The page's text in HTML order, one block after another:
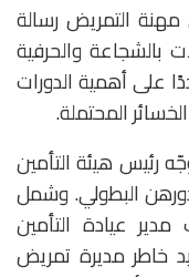
مهنة التمريض رسالة
بالشجاعة والحرفية
على أهمية الدورات
المحتملة.
رئيس هيئة التأمين
البطولي. وشمل
عيادة التأمين
خاطر مديرة تمريض